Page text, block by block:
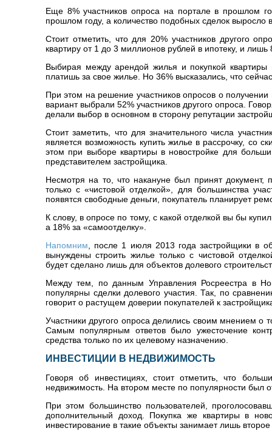
Еще 8% участников опроса на портале в прошлом
прошлом году, а количество подобных сделок выросло
Стоит отметить, что для 20% участников другого
квартиру от 1 до 3 миллионов рублей в ипотеку, и
Выбирая между арендой жилья и покупкой квартиры
платишь за свое жилье. Но 36% высказались, что
При этом на решение участников опросов о
вариант выбрали 52% участников другого опроса.
делали выбор в основном в сторону репутации
Стоит заметить, что для значительного числа
является возможность купить жилье в рассрочку, со
этом при выборе квартиры в новостройке для
представителем застройщика.
Несмотря на то, что накануне был принят документ,
только с «чистовой отделкой», для большинства
появятся свободные деньги, покупатель планирует
К слову, в опросе по тому, с какой отделкой вы бы
а 18% за «самоотделку».
Напомним, после 1 июля 2013 года застройщики в
вынуждены строить жилье только с чистовой
будет сделано лишь для объектов долевого
Между тем, по данным Управления Росреестра в
популярны сделки долевого участия. Так, по
говорит о растущем доверии покупателей к
Участники другого опроса делились своим мнением
Самым популярным ответов было ужесточение
средства только по их целевому назначению.
ИНВЕСТИЦИИ В НЕДВИЖИМОСТЬ
Говоря об инвестициях, стоит отметить, что
недвижимость. На втором месте по популярности был
При этом большинство пользователей,
дополнительный доход. Покупка же квартиры в
инвестирование в такие объекты занимает лишь